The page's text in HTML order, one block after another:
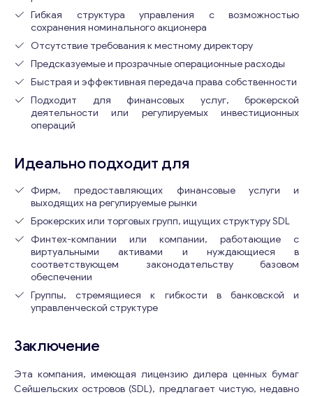
Отправьте нам запрос, и мы свяжемся с вами в
Email*
Ваши комментарии
Гибкая структура управления с возможностью
сохранения номинального акционера
Отсутствие требования к местному директору
Предсказуемые и прозрачные операционные расходы
Быстрая и эффективная передача права собственности
Подходит для финансовых услуг, брокерской
деятельности или регулируемых инвестиционных
операций
Идеально подходит для
Фирм, предоставляющих финансовые услуги и
выходящих на регулируемые рынки
Брокерских или торговых групп, ищущих структуру SDL
Финтех-компании или компании, работающие с
виртуальными активами и нуждающиеся в
соответствующем законодательству базовом
обеспечении
Группы, стремящиеся к гибкости в банковской и
управленческой структуре
Заключение
Эта компания, имеющая лицензию дилера ценных бумаг
Сейшельских островов (SDL), предлагает чистую, недавно